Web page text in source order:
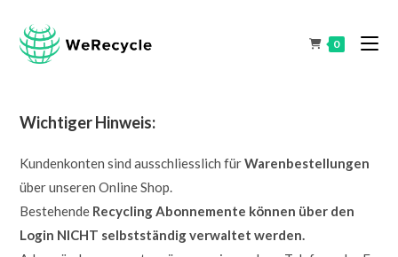
0
Wichtiger Hinweis:
Kundenkonten sind ausschliesslich fürWarenbestellungen
über unseren Online Shop.
Bestehende Recycling Abonnemente können über den
Login NICHT selbstständig verwaltet werden.